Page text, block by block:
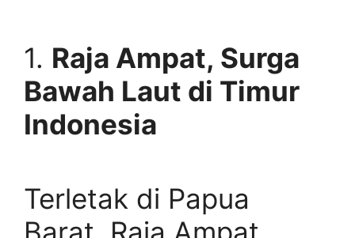
1. Raja Ampat, Surga
Bawah Laut di Timur
Indonesia
Terletak di Papua